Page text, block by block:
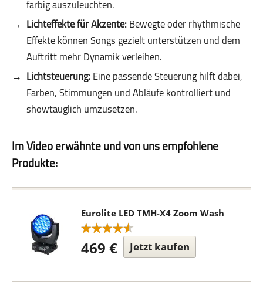
farbig auszuleuchten.
Lichteffekte für Akzente:Bewegte oder rhythmische
Effekte können Songs gezielt unterstützen und dem
Auftritt mehr Dynamik verleihen.
Lichtsteuerung:Eine passende Steuerung hilft dabei,
Farben, Stimmungen und Abläufe kontrolliert und
showtauglich umzusetzen.
Im Video erwähnte und von uns empfohlene
Produkte:
Eurolite LED TMH-X4 Zoom Wash
469 € Jetzt kaufen